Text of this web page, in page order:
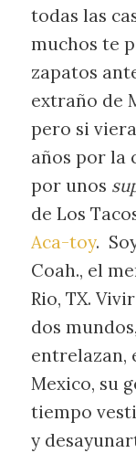
todas las
muchos te
zapatos
extraño de
pero si
años por la
por unos
de Los
Aca-toy.
Coah., el
Rio, TX.
dos
entrelazan,
Mexico, su
tiempo
y